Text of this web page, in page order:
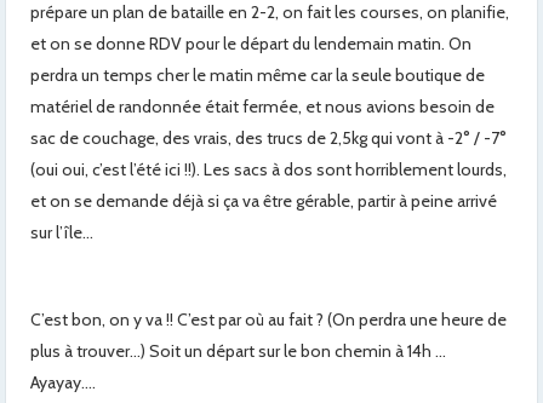
prépare un plan de bataille en 2-2, on fait les courses, on planifie,
et on se donne RDV pour le départ du lendemain matin. On
perdra un temps cher le matin même car la seule boutique de
matériel de randonnée était fermée, et nous avions besoin de
sac de couchage, des vrais, des trucs de 2,5kg qui vont à -2° / -7°
(oui oui, c’est l’été ici !!). Les sacs à dos sont horriblement lourds,
et on se demande déjà si ça va être gérable, partir à peine arrivé
sur l’île…
C’est bon, on y va !! C’est par où au fait ? (On perdra une heure de
plus à trouver…) Soit un départ sur le bon chemin à 14h …
Ayayay….